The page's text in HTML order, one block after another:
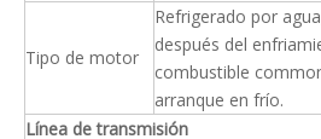
Tipo de motor
Refrigerado por
después del
combustible
arranque en frío.
Línea de transmisión